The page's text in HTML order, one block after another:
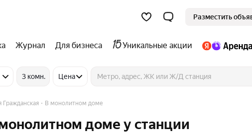
Разместить
Журнал Для бизнеса Уникальные акции
3 комн. Цена
Гражданская В монолитном доме
доме у станции